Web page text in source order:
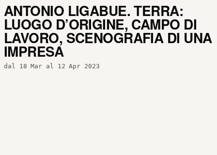
ANTONIO LIGABUE. TERRA:
LUOGO D’ORIGINE, CAMPO DI
LAVORO, SCENOGRAFIA DI UNA
IMPRESA
dal 18 Mar al 12 Apr 2023